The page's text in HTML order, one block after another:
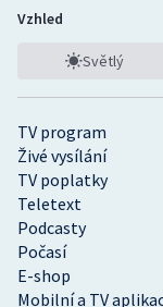
TV program
Živé vysílání
TV poplatky
Teletext
Podcasty
Počasí
E-shop
Mobilní a TV
Vzhled
Světlý